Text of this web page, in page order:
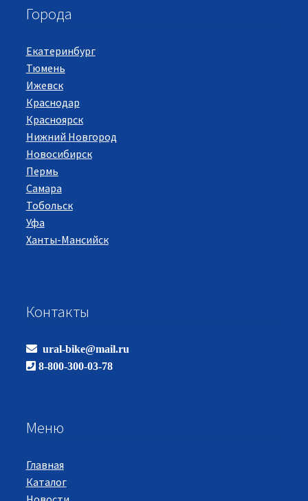
Города
Екатеринбург
Тюмень
Ижевск
Краснодар
Красноярск
Нижний Новгород
Новосибирск
Пермь
Самара
Тобольск
Уфа
Ханты-Мансийск
Контакты
ural-bike@mail.ru
8-800-300-03-78
Меню
Главная
Каталог